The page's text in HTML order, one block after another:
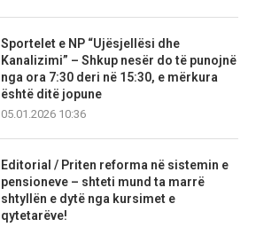
Sportelet e NP “Ujësjellësi dhe
Kanalizimi” – Shkup nesër do të punojnë
nga ora 7:30 deri në 15:30, e mërkura
është ditë jopune
05.01.2026 10:36
Editorial / Priten reforma në sistemin e
pensioneve – shteti mund ta marrë
shtyllën e dytë nga kursimet e
qytetarëve!